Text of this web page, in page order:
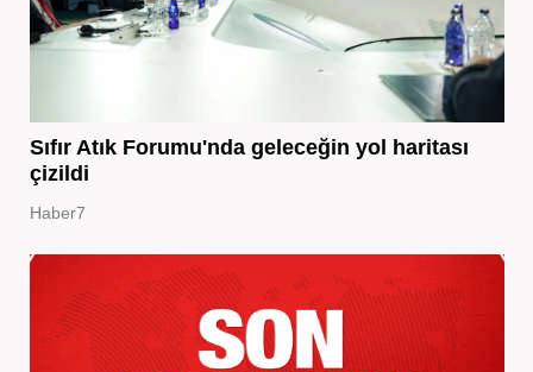
Sıfır Atık Forumu'nda geleceğin yol haritası
çizildi
Haber7